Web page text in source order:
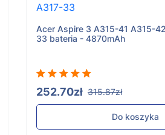
Acer Aspire 3 A315-41 A315-
33 bateria - 4870mAh
252.70zł 315.87zł
Do koszyka